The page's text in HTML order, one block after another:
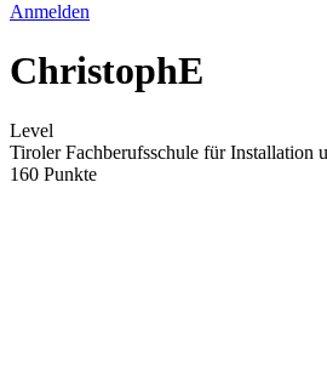
Anmelden
ChristophE
Level
Tiroler Fachberufsschule für Installation
160 Punkte